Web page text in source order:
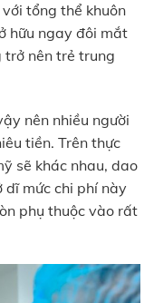
tổng thể khuôn
hữu ngay đôi mắt
trở nên trẻ trung
nên nhiều người
tiền. Trên thực
sẽ khác nhau, dao
dĩ mức chi phí này
phụ thuộc vào rất